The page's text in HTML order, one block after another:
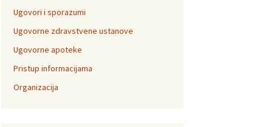
Ugovori i sporazumi
Ugovorne zdravstvene ustanove
Ugovorne apoteke
Pristup informacijama
Organizacija